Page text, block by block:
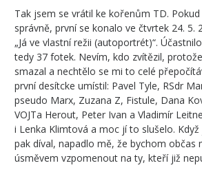
Tak jsem se vrátil ke kořenům TD.
správně, první se konalo ve čtvrtek 24. 5.
„Já ve vlastní režii (autoportrét)“.
tedy 37 fotek. Nevím, kdo zvítězil,
smazal a nechtělo se mi to celé
první desítcke umístil: Pavel Tyle, RSdr
pseudo Marx, Zuzana Z, Fistule, Dana
VOJTa Herout, Peter Ivan a Vladimír
i Lenka Klimtová a moc jí to slušelo.
pak díval, napadlo mě, že bychom občas
úsměvem vzpomenout na ty, kteří již